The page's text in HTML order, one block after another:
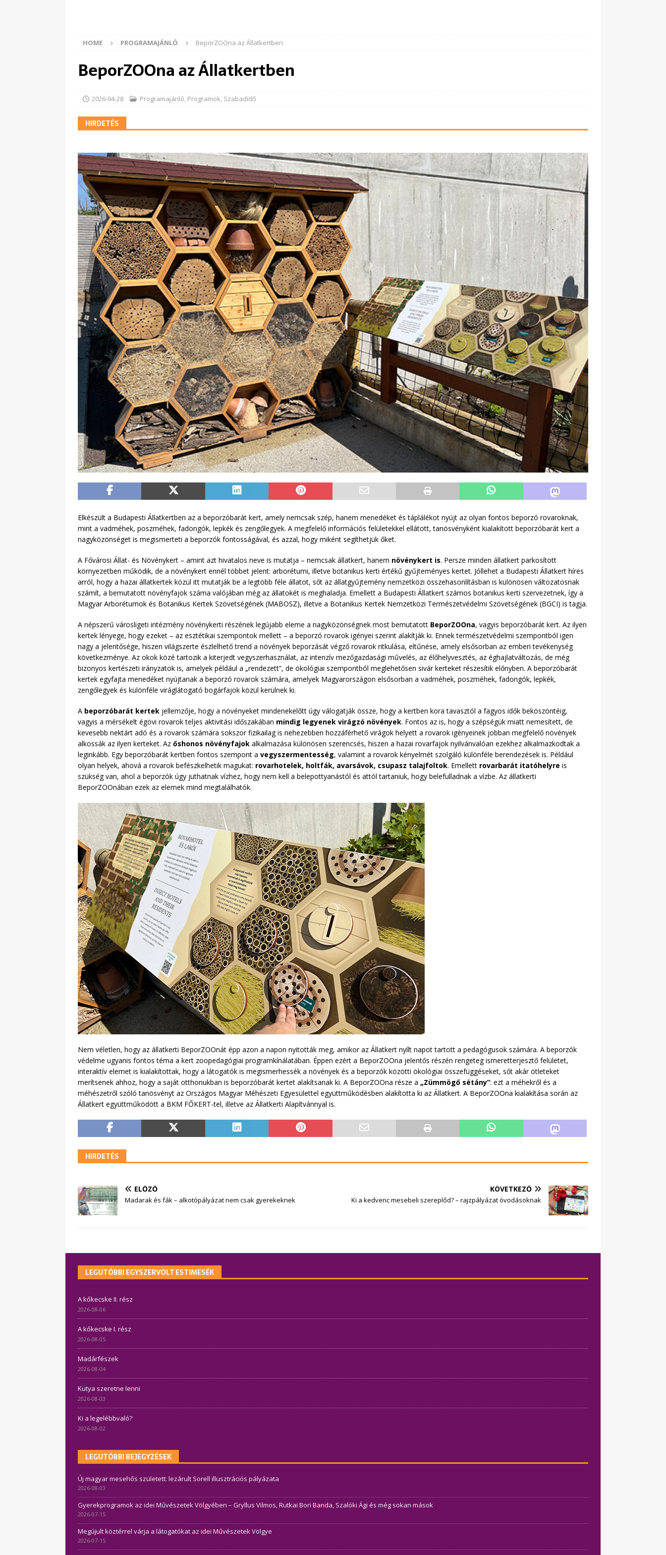
HOME PROGRAMAJÁNLÓ BeporZOOna az Állatkertben
BeporZOOna az Állatkertben
2026-04-28 Programajánló, Programok, Szabadidő
HIRDETÉS
Elkészült a Budapesti Állatkertben az a beporzóbarát kert, amely nemcsak szép, hanem menedéket és táplálékot nyújt az olyan fontos beporzó rovaroknak,
mint a vadméhek, poszméhek, fadongók, lepkék és zengőlegyek. A megfelelő információs felületekkel ellátott, tanösvényként kialakított beporzóbarát kert a
nagyközönséget is megismerteti a beporzók fontosságával, és azzal, hogy miként segíthetjük őket.
A Fővárosi Állat- és Növénykert – amint azt hivatalos neve is mutatja – nemcsak állatkert, hanem növénykert is. Persze minden állatkert parkosított
környezetben működik, de a növénykert ennél többet jelent: arborétumi, illetve botanikus kerti értékű gyűjteményes kertet. Jóllehet a Budapesti Állatkert híres
arról, hogy a hazai állatkertek közül itt mutatják be a legtöbb féle állatot, sőt az állatgyűjtemény nemzetközi összehasonlításban is különösen változatosnak
számít, a bemutatott növényfajok száma valójában még az állatokét is meghaladja. Emellett a Budapesti Állatkert számos botanikus kerti szervezetnek, így a
Magyar Arborétumok és Botanikus Kertek Szövetségének (MABOSZ), illetve a Botanikus Kertek Nemzetközi Természetvédelmi Szövetségének (BGCI) is tagja.
A népszerű városligeti intézmény növénykerti részének legújabb eleme a nagyközönségnek most bemutatott BeporZOOna, vagyis beporzóbarát kert. Az ilyen
kertek lényege, hogy ezeket – az esztétikai szempontok mellett – a beporzó rovarok igényei szerint alakítják ki. Ennek természetvédelmi szempontból igen
nagy a jelentősége, hiszen világszerte észlelhető trend a növények beporzását végző rovarok ritkulása, eltűnése, amely elsősorban az emberi tevékenység
következménye. Az okok közé tartozik a kiterjedt vegyszerhasználat, az intenzív mezőgazdasági művelés, az élőhelyvesztés, az éghajlatváltozás, de még
bizonyos kertészeti irányzatok is, amelyek például a „rendezett”, de ökológiai szempontból meglehetősen sivár kerteket részesítik előnyben. A beporzóbarát
kertek egyfajta menedéket nyújtanak a beporzó rovarok számára, amelyek Magyarországon elsősorban a vadméhek, poszméhek, fadongók, lepkék,
zengőlegyek és különféle viráglátogató bogárfajok közül kerülnek ki.
A beporzóbarát kertek jellemzője, hogy a növényeket mindenekelőtt úgy válogatják össze, hogy a kertben kora tavasztól a fagyos idők beköszöntéig,
vagyis a mérsékelt égövi rovarok teljes aktivitási időszakában mindig legyenek virágzó növények. Fontos az is, hogy a szépségük miatt nemesített, de
kevesebb nektárt adó és a rovarok számára sokszor fizikailag is nehezebben hozzáférhető virágok helyett a rovarok igényeinek jobban megfelelő növények
alkossák az ilyen kerteket. Az őshonos növényfajok alkalmazása különösen szerencsés, hiszen a hazai rovarfajok nyilvánvalóan ezekhez alkalmazkodtak a
leginkább. Egy beporzóbarát kertben fontos szempont a vegyszermentesség, valamint a rovarok kényelmét szolgáló különféle berendezések is. Például
olyan helyek, ahová a rovarok befészkelhetik magukat: rovarhotelek, holtfák, avarsávok, csupasz talajfoltok. Emellett rovarbarát itatóhelyre is
szükség van, ahol a beporzók úgy juthatnak vízhez, hogy nem kell a belepottyanástól és attól tartaniuk, hogy belefulladnak a vízbe. Az állatkerti
BeporZOOnában ezek az elemek mind megtalálhatók.
Nem véletlen, hogy az állatkerti BeporZOOnát épp azon a napon nyitották meg, amikor az Állatkert nyílt napot tartott a pedagógusok számára. A beporzók
védelme ugyanis fontos téma a kert zoopedagógiai programkínálatában. Éppen ezért a BeporZOOna jelentős részén rengeteg ismeretterjesztő felületet,
interaktív elemet is kialakítottak, hogy a látogatók is megismerhessék a növények és a beporzók közötti ökológiai összefüggéseket, sőt akár ötleteket
merítsenek ahhoz, hogy a saját otthonukban is beporzóbarát kertet alakítsanak ki. A BeporZOOna része a „Zümmögő sétány”: ezt a méhekről és a
méhészetről szóló tanösvényt az Országos Magyar Méhészeti Egyesülettel együttműködésben alakította ki az Állatkert. A BeporZOOna kialakítása során az
Állatkert együttműködött a BKM FŐKERT-tel, illetve az Állatkerti Alapítvánnyal is.
HIRDETÉS
ELŐZŐ
Madarak és fák – alkotópályázat nem csak gyerekeknek
KÖVETKEZŐ
Ki a kedvenc mesebeli szereplőd? – rajzpályázat óvodásoknak
LEGUTÓBBI EGYSZERVOLT ESTIMESÉK
A kőkecske II. rész
2026-08-06
A kőkecske I. rész
2026-08-05
Madárfészek
2026-08-04
Kutya szeretne lenni
2026-08-03
Ki a legelébbvaló?
2026-08-02
LEGUTÓBBI BEJEGYZÉSEK
Új magyar mesehős született: lezárult Sorell illusztrációs pályázata
2026-08-03
Gyerekprogramok az idei Művészetek Völgyében – Gryllus Vilmos, Rutkai Bori Banda, Szalóki Ági és még sokan mások
2026-07-15
Megújult köztérrel várja a látogatókat az idei Művészetek Völgye
2026-07-15